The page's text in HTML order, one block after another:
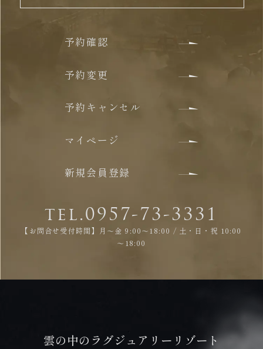
予約確認
予約変更
予約キャンセル
マイページ
新規会員登録
tel.0957-73-3331
【お問合せ受付時間】月～金 9:00～18:00 / 土・日・祝 10:00
～18:00
雲の中のラグジュアリーリゾート